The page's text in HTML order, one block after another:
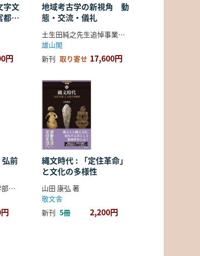
字文
・
円
地域考古学の新視角 動
態・交流・儀礼
土生田純之先生追悼事業会 編
雄山閣
新刊 取り寄せ 17,600円
前
弘前大学人文社会科学部北日本考古学研究センター 編
縄文時代 : 「定住革命」
と文化の多様性
山田 康弘 著
敬文舎
新刊 5冊 2,200円